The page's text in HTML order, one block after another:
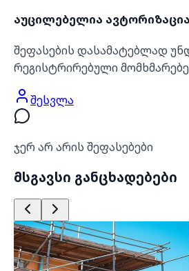
აუცილებელია ავტორიზაცია
შეფასების დასამატებლად
რეგისტრირებული
შესვლა
ჯერ არ არის შეფასებები
მსგავსი განცხადებები